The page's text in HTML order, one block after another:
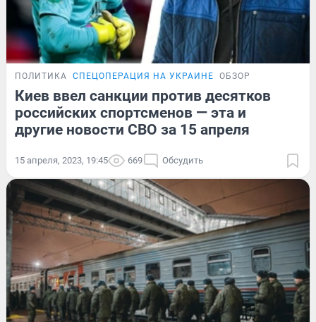
ПОЛИТИКА СПЕЦОПЕРАЦИЯ НА УКРАИНЕ ОБЗОР
Киев ввел санкции против десятков
российских спортсменов — эта и
другие новости СВО за 15 апреля
15 апреля, 2023, 19:45 669 Обсудить